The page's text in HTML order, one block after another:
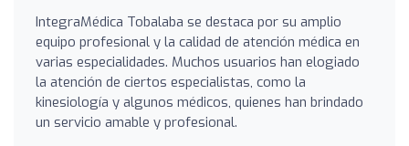
IntegraMédica Tobalaba se destaca por su amplio
equipo profesional y la calidad de atención médica en
varias especialidades. Muchos usuarios han elogiado
la atención de ciertos especialistas, como la
kinesiología y algunos médicos, quienes han brindado
un servicio amable y profesional.